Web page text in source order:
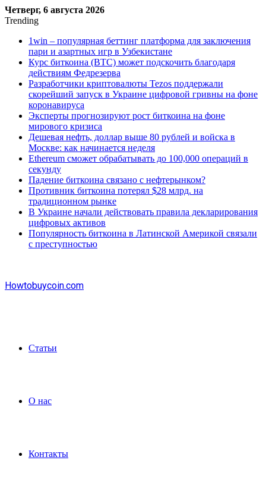
Четверг, 6 августа 2026
Trending
1win – популярная беттинг платформа для заключения
пари и азартных игр в Узбекистане
Курс биткоина (BTC) может подскочить благодаря
действиям Федрезерва
Разработчики криптовалюты Tezos поддержали
скорейший запуск в Украине цифровой гривны на фоне
коронавируса
Эксперты прогнозируют рост биткоина на фоне
мирового кризиса
Дешевая нефть, доллар выше 80 рублей и войска в
Москве: как начинается неделя
Ethereum сможет обрабатывать до 100,000 операций в
секунду
Падение биткоина связано с нефтерынком?
Противник биткоина потерял $28 млрд. на
традиционном рынке
В Украине начали действовать правила декларирования
цифровых активов
Популярность биткоина в Латинской Америкой связали
с преступностью
Howtobuycoin.com
Статьи
О нас
Контакты